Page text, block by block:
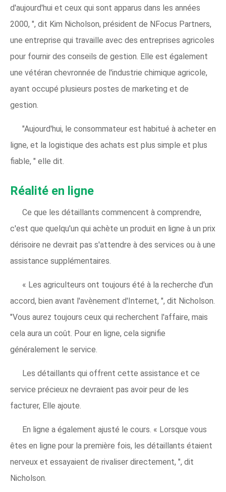
d'aujourd'hui et ceux qui sont apparus dans les années
2000, ", dit Kim Nicholson, président de NFocus Partners,
une entreprise qui travaille avec des entreprises agricoles
pour fournir des conseils de gestion. Elle est également
une vétéran chevronnée de l'industrie chimique agricole,
ayant occupé plusieurs postes de marketing et de
gestion.
"Aujourd'hui, le consommateur est habitué à acheter en
ligne, et la logistique des achats est plus simple et plus
fiable, " elle dit.
Réalité en ligne
Ce que les détaillants commencent à comprendre,
c'est que quelqu'un qui achète un produit en ligne à un prix
dérisoire ne devrait pas s'attendre à des services ou à une
assistance supplémentaires.
« Les agriculteurs ont toujours été à la recherche d'un
accord, bien avant l'avènement d'Internet, ", dit Nicholson.
"Vous aurez toujours ceux qui recherchent l'affaire, mais
cela aura un coût. Pour en ligne, cela signifie
généralement le service.
Les détaillants qui offrent cette assistance et ce
service précieux ne devraient pas avoir peur de les
facturer, Elle ajoute.
En ligne a également ajusté le cours. « Lorsque vous
êtes en ligne pour la première fois, les détaillants étaient
nerveux et essayaient de rivaliser directement, ", dit
Nicholson.